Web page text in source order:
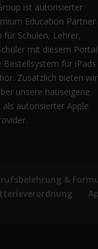
ist autorisierter
Education Partner.
für Schulen, Lehrer,
mit diesem Portal
Bestellsystem für iPads
Zusätzlich bieten wir
unsere hauseigene
autorisierter Apple
&